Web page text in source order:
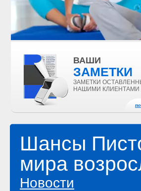
ВАШИ
ЗАМЕТКИ
ЗАМЕТКИ
НАШИМИ КЛИЕНТАМИ
Шансы
мира
Новости